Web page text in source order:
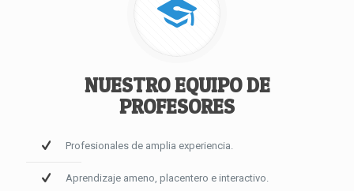
NUESTRO EQUIPO DE
PROFESORES
Profesionales de amplia experiencia.
Aprendizaje ameno, placentero e interactivo.